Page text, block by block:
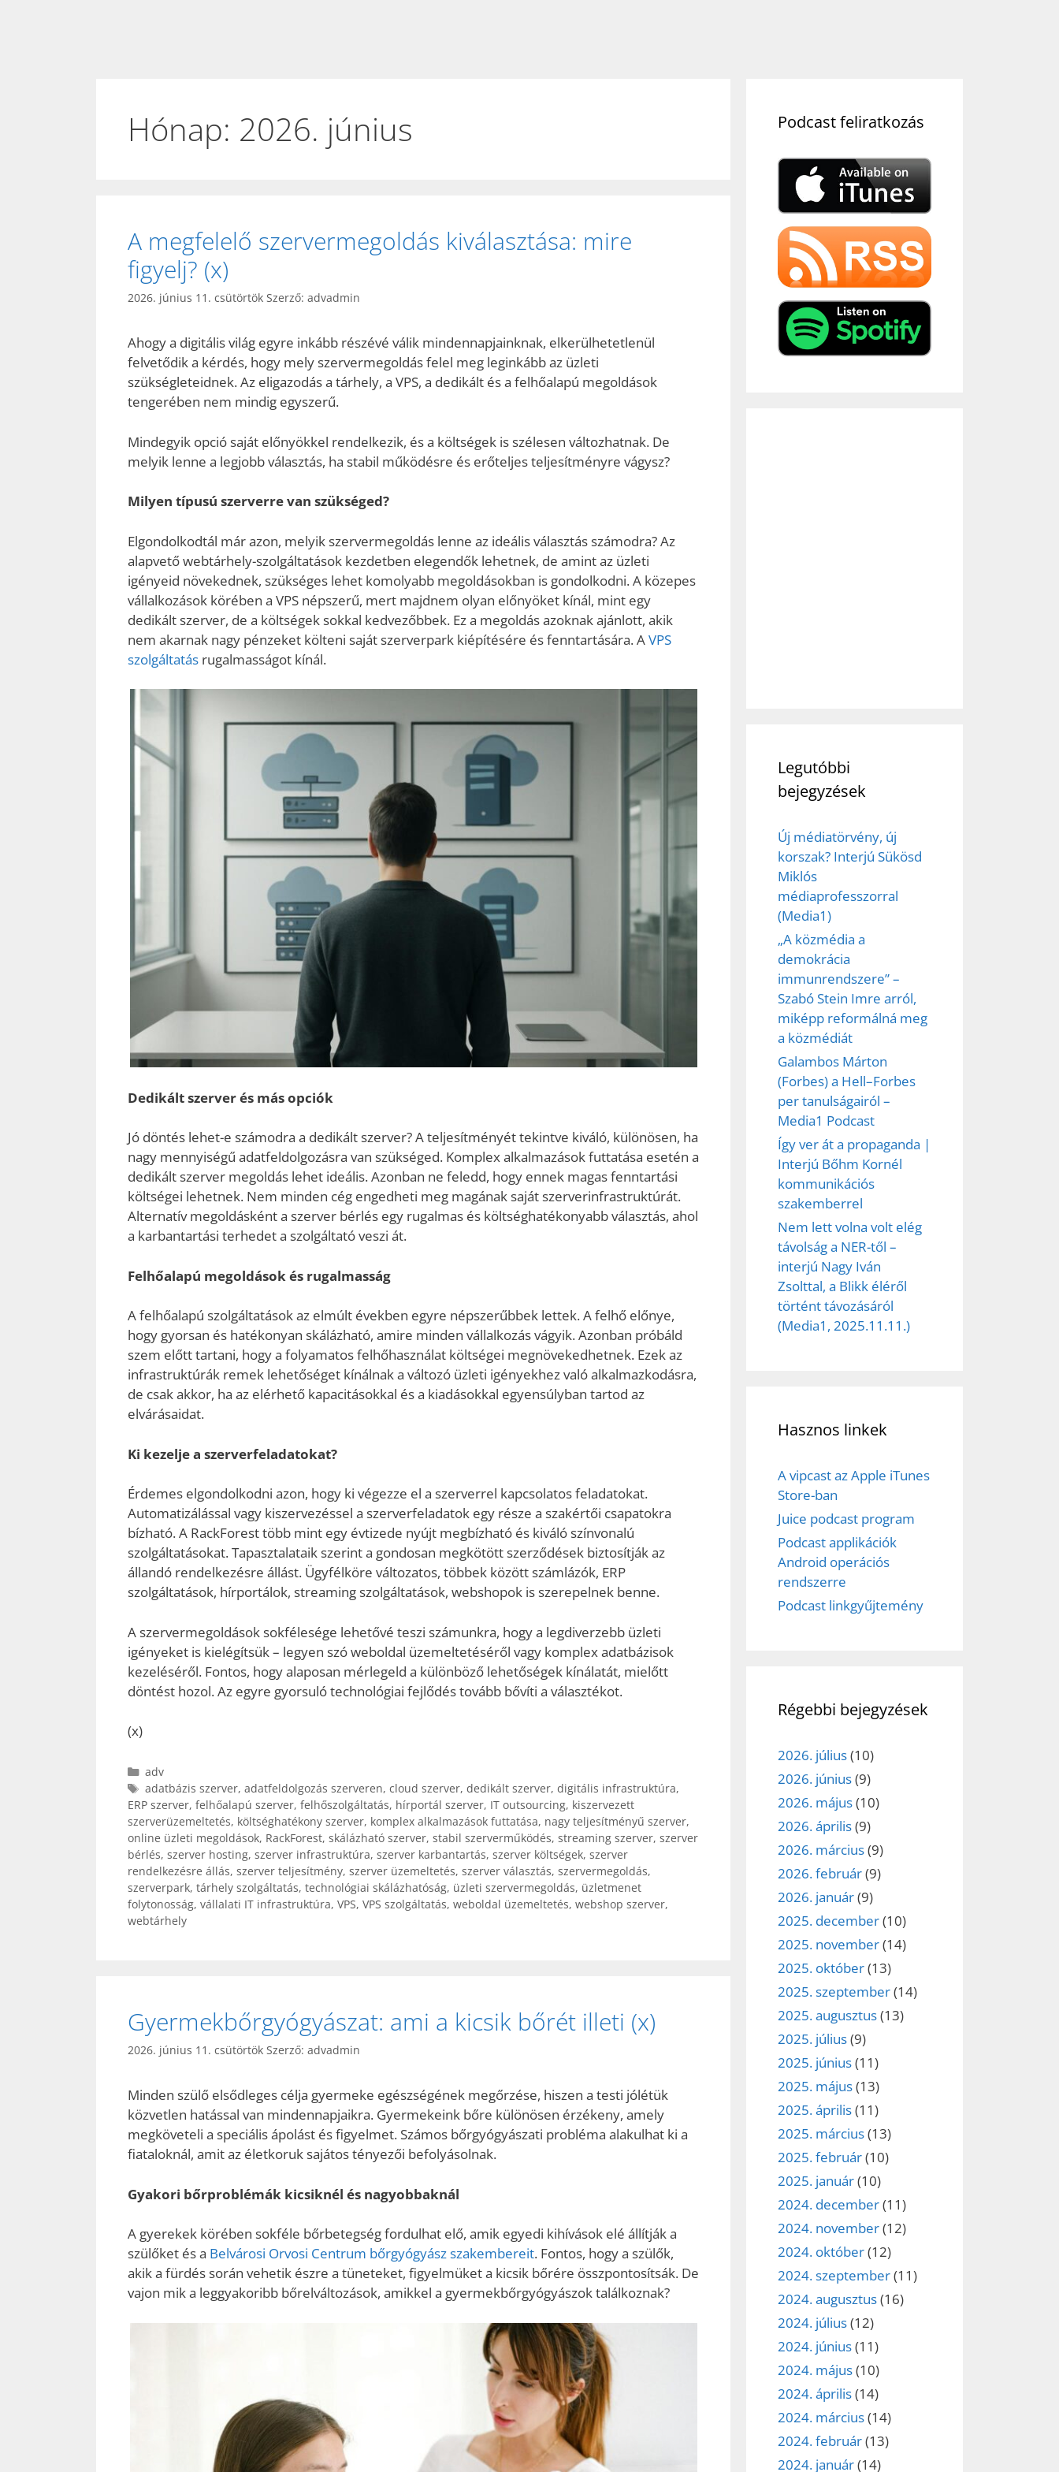
Hónap: 2026. június
A megfelelő szervermegoldás kiválasztása: mire
figyelj? (x)
2026. június 11. csütörtök Szerző: advadmin
Ahogy a digitális világ egyre inkább részévé válik mindennapjainknak, elkerülhetetlenül
felvetődik a kérdés, hogy mely szervermegoldás felel meg leginkább az üzleti
szükségleteidnek. Az eligazodás a tárhely, a VPS, a dedikált és a felhőalapú megoldások
tengerében nem mindig egyszerű.
Mindegyik opció saját előnyökkel rendelkezik, és a költségek is szélesen változhatnak. De
melyik lenne a legjobb választás, ha stabil működésre és erőteljes teljesítményre vágysz?
Milyen típusú szerverre van szükséged?
Elgondolkodtál már azon, melyik szervermegoldás lenne az ideális választás számodra? Az
alapvető webtárhely-szolgáltatások kezdetben elegendők lehetnek, de amint az üzleti
igényeid növekednek, szükséges lehet komolyabb megoldásokban is gondolkodni. A közepes
vállalkozások körében a VPS népszerű, mert majdnem olyan előnyöket kínál, mint egy
dedikált szerver, de a költségek sokkal kedvezőbbek. Ez a megoldás azoknak ajánlott, akik
nem akarnak nagy pénzeket költeni saját szerverpark kiépítésére és fenntartására. AVPS
szolgáltatás rugalmasságot kínál.
Dedikált szerver és más opciók
Jó döntés lehet-e számodra a dedikált szerver? A teljesítményét tekintve kiváló, különösen, ha
nagy mennyiségű adatfeldolgozásra van szükséged. Komplex alkalmazások futtatása esetén a
dedikált szerver megoldás lehet ideális. Azonban ne feledd, hogy ennek magas fenntartási
költségei lehetnek. Nem minden cég engedheti meg magának saját szerverinfrastruktúrát.
Alternatív megoldásként a szerver bérlés egy rugalmas és költséghatékonyabb választás, ahol
a karbantartási terhedet a szolgáltató veszi át.
Felhőalapú megoldások és rugalmasság
A felhőalapú szolgáltatások az elmúlt években egyre népszerűbbek lettek. A felhő előnye,
hogy gyorsan és hatékonyan skálázható, amire minden vállalkozás vágyik. Azonban próbáld
szem előtt tartani, hogy a folyamatos felhőhasználat költségei megnövekedhetnek. Ezek az
infrastruktúrák remek lehetőséget kínálnak a változó üzleti igényekhez való alkalmazkodásra,
de csak akkor, ha az elérhető kapacitásokkal és a kiadásokkal egyensúlyban tartod az
elvárásaidat.
Ki kezelje a szerverfeladatokat?
Érdemes elgondolkodni azon, hogy ki végezze el a szerverrel kapcsolatos feladatokat.
Automatizálással vagy kiszervezéssel a szerverfeladatok egy része a szakértői csapatokra
bízható. A RackForest több mint egy évtizede nyújt megbízható és kiváló színvonalú
szolgáltatásokat. Tapasztalataik szerint a gondosan megkötött szerződések biztosítják az
állandó rendelkezésre állást. Ügyfélköre változatos, többek között számlázók, ERP
szolgáltatások, hírportálok, streaming szolgáltatások, webshopok is szerepelnek benne.
A szervermegoldások sokfélesége lehetővé teszi számunkra, hogy a legdiverzebb üzleti
igényeket is kielégítsük – legyen szó weboldal üzemeltetéséről vagy komplex adatbázisok
kezeléséről. Fontos, hogy alaposan mérlegeld a különböző lehetőségek kínálatát, mielőtt
döntést hozol. Az egyre gyorsuló technológiai fejlődés tovább bővíti a választékot.
(x)
Kategória
adv
Címkék
adatbázis szerver, adatfeldolgozás szerveren, cloud szerver, dedikált szerver, digitális infrastruktúra,
ERP szerver, felhőalapú szerver, felhőszolgáltatás, hírportál szerver, IT outsourcing, kiszervezett
szerverüzemeltetés, költséghatékony szerver, komplex alkalmazások futtatása, nagy teljesítményű szerver,
online üzleti megoldások, RackForest, skálázható szerver, stabil szerverműködés, streaming szerver, szerver
bérlés, szerver hosting, szerver infrastruktúra, szerver karbantartás, szerver költségek, szerver
rendelkezésre állás, szerver teljesítmény, szerver üzemeltetés, szerver választás, szervermegoldás,
szerverpark, tárhely szolgáltatás, technológiai skálázhatóság, üzleti szervermegoldás, üzletmenet
folytonosság, vállalati IT infrastruktúra, VPS, VPS szolgáltatás, weboldal üzemeltetés, webshop szerver,
webtárhely
Gyermekbőrgyógyászat: ami a kicsik bőrét illeti (x)
2026. június 11. csütörtök Szerző: advadmin
Minden szülő elsődleges célja gyermeke egészségének megőrzése, hiszen a testi jólétük
közvetlen hatással van mindennapjaikra. Gyermekeink bőre különösen érzékeny, amely
megköveteli a speciális ápolást és figyelmet. Számos bőrgyógyászati probléma alakulhat ki a
fiataloknál, amit az életkoruk sajátos tényezői befolyásolnak.
Gyakori bőrproblémák kicsiknél és nagyobbaknál
​A gyerekek körében sokféle bőrbetegség fordulhat elő, amik egyedi kihívások elé állítják a
szülőket és a Belvárosi Orvosi Centrum bőrgyógyász szakembereit. Fontos, hogy a szülők,
akik a fürdés során vehetik észre a tüneteket, figyelmüket a kicsik bőrére összpontosítsák. De
vajon mik a leggyakoribb bőrelváltozások, amikkel a gyermekbőrgyógyászok találkoznak?
Podcast feliratkozás
Legutóbbi
bejegyzések
Új médiatörvény, új
korszak? Interjú Sükösd
Miklós
médiaprofesszorral
(Media1)
„A közmédia a
demokrácia
immunrendszere” –
Szabó Stein Imre arról,
miképp reformálná meg
a közmédiát
Galambos Márton
(Forbes) a Hell–Forbes
per tanulságairól –
Media1 Podcast
Így ver át a propaganda |
Interjú Bőhm Kornél
kommunikációs
szakemberrel
Nem lett volna volt elég
távolság a NER-től –
interjú Nagy Iván
Zsolttal, a Blikk éléről
történt távozásáról
(Media1, 2025.11.11.)
Hasznos linkek
A vipcast az Apple iTunes
Store-ban
Juice podcast program
Podcast applikációk
Android operációs
rendszerre
Podcast linkgyűjtemény
Régebbi bejegyzések
2026. július(10)
2026. június(9)
2026. május(10)
2026. április(9)
2026. március(9)
2026. február(9)
2026. január(9)
2025. december(10)
2025. november(14)
2025. október(13)
2025. szeptember(14)
2025. augusztus(13)
2025. július(9)
2025. június(11)
2025. május(13)
2025. április(11)
2025. március(13)
2025. február(10)
2025. január(10)
2024. december(11)
2024. november(12)
2024. október(12)
2024. szeptember(11)
2024. augusztus(16)
2024. július(12)
2024. június(11)
2024. május(10)
2024. április(14)
2024. március(14)
2024. február(13)
2024. január(14)